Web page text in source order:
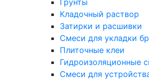
Кладочный раствор
Затирки и расшивки
Смеси для укладки
Плиточные клеи
Гидроизоляционные
Смеси для